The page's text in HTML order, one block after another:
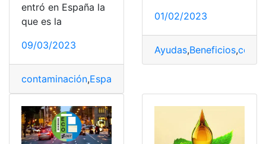
entró en España la
que es la
09/03/2023
contaminación,España
01/02/2023
Ayudas,Beneficios,